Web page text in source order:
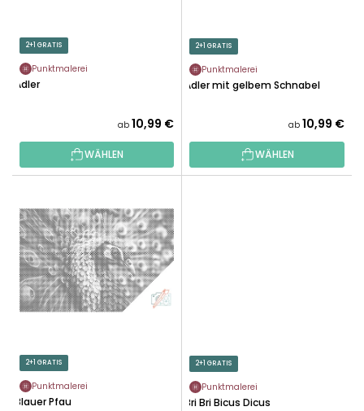
R
U
N
R
O
D
T
2+1 GRATIS
Punktmalerei
Adler
ab 10,99 €
WÄHLEN
2+1 GRATIS
Punktmalerei
Adler mit gelbem Schnabel
ab 10,99 €
WÄHLEN
2+1 GRATIS
Punktmalerei
Blauer Pfau
2+1 GRATIS
Punktmalerei
Bri Bri Bicus Dicus